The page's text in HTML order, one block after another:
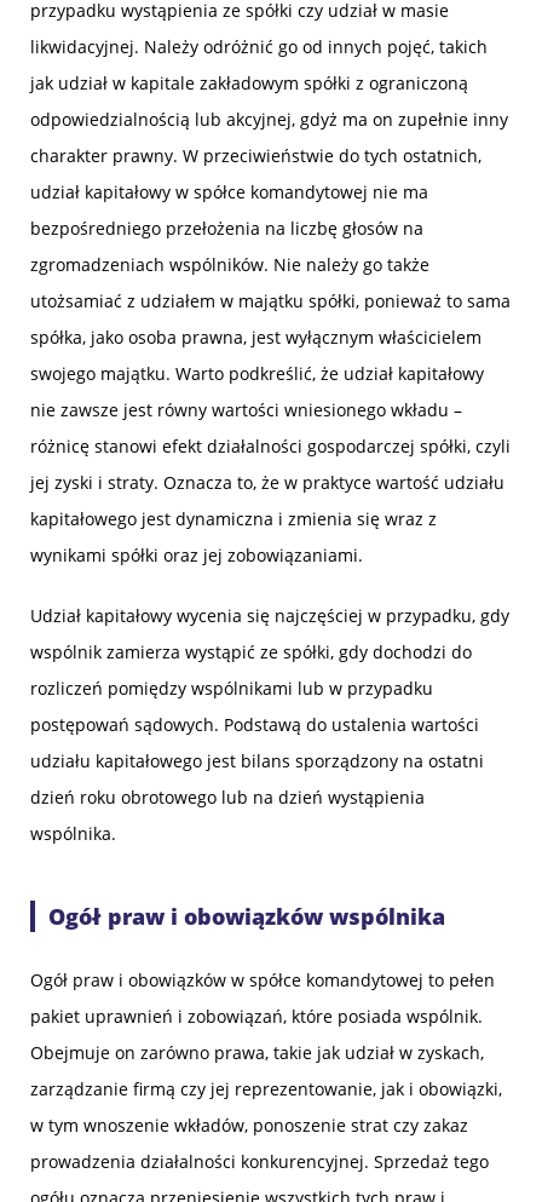
przypadku wystąpienia ze spółki czy udział w masie
likwidacyjnej. Należy odróżnić go od innych pojęć, takich
jak udział w kapitale zakładowym spółki z ograniczoną
odpowiedzialnością lub akcyjnej, gdyż ma on zupełnie inny
charakter prawny. W przeciwieństwie do tych ostatnich,
udział kapitałowy w spółce komandytowej nie ma
bezpośredniego przełożenia na liczbę głosów na
zgromadzeniach wspólników. Nie należy go także
utożsamiać z udziałem w majątku spółki, ponieważ to sama
spółka, jako osoba prawna, jest wyłącznym właścicielem
swojego majątku. Warto podkreślić, że udział kapitałowy
nie zawsze jest równy wartości wniesionego wkładu –
różnicę stanowi efekt działalności gospodarczej spółki, czyli
jej zyski i straty. Oznacza to, że w praktyce wartość udziału
kapitałowego jest dynamiczna i zmienia się wraz z
wynikami spółki oraz jej zobowiązaniami.
Udział kapitałowy wycenia się najczęściej w przypadku, gdy
wspólnik zamierza wystąpić ze spółki, gdy dochodzi do
rozliczeń pomiędzy wspólnikami lub w przypadku
postępowań sądowych. Podstawą do ustalenia wartości
udziału kapitałowego jest bilans sporządzony na ostatni
dzień roku obrotowego lub na dzień wystąpienia
wspólnika.
Ogół praw i obowiązków wspólnika
Ogół praw i obowiązków w spółce komandytowej to pełen
pakiet uprawnień i zobowiązań, które posiada wspólnik.
Obejmuje on zarówno prawa, takie jak udział w zyskach,
zarządzanie firmą czy jej reprezentowanie, jak i obowiązki,
w tym wnoszenie wkładów, ponoszenie strat czy zakaz
prowadzenia działalności konkurencyjnej. Sprzedaż tego